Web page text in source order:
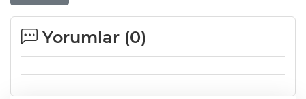
Yorumlar (0)